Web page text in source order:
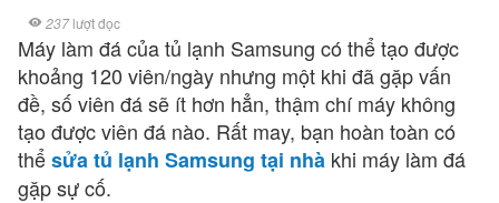
237lượt đọc
Máy làm đá của tủ lạnh Samsung có thể tạo được
khoảng 120 viên/ngày nhưng một khi đã gặp vấn
đề, số viên đá sẽ ít hơn hẳn, thậm chí máy không
tạo được viên đá nào. Rất may, bạn hoàn toàn có
thểsửa tủ lạnh Samsung tại nhà khi máy làm đá
gặp sự cố.